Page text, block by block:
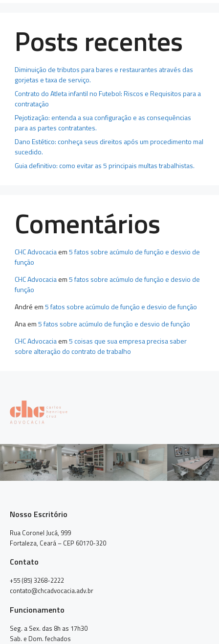
Posts recentes
Diminuição de tributos para bares e restaurantes através das
gorjetas e taxa de serviço.
Contrato do Atleta infantil no Futebol: Riscos e Requisitos para a
contratação
Pejotização: entenda a sua configuração e as consequências
para as partes contratantes.
Dano Estético: conheça seus direitos após um procedimento mal
sucedido.
Guia definitivo: como evitar as 5 principais multas trabalhistas.
Comentários
CHC Advocaciaem5 fatos sobre acúmulo de função e desvio de
função
CHC Advocaciaem5 fatos sobre acúmulo de função e desvio de
função
André em5 fatos sobre acúmulo de função e desvio de função
Anaem5 fatos sobre acúmulo de função e desvio de função
CHC Advocaciaem5 coisas que sua empresa precisa saber
sobre alteração do contrato de trabalho
Nosso Escritório
Rua Coronel Jucá, 999
Fortaleza, Ceará – CEP 60170-320
Contato
+55 (85) 3268-2222
contato@chcadvocacia.adv.br
Funcionamento
Seg. a Sex. das 8h as 17h30
Sab. e Dom. fechados